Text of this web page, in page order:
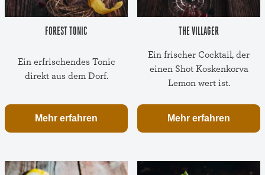
FOREST TONIC
Ein erfrischendes Tonic
direkt aus dem Dorf.
Mehr erfahren
THE VILLAGER
Ein frischer Cocktail, der
einen Shot Koskenkorva
Lemon wert ist.
Mehr erfahren